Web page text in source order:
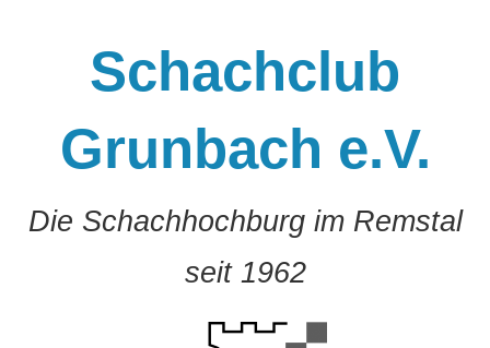
Schachclub
Grunbach e.V.
Die Schachhochburg im Remstal
seit 1962